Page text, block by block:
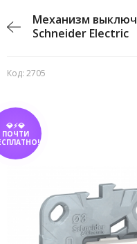
Механизм
Schneider Electric
Код: 2705
💎⚡💎
ПОЧТИ